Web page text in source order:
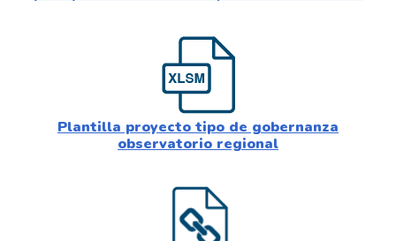
Plantilla proyecto tipo de gobernanza
observatorio regional